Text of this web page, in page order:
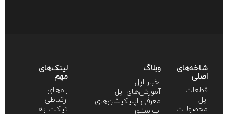
شاخه‌های
اصلی
قطعات
اپل
محصولات
وبلاگ
اخبار اپل
آموزش‌‌های اپل
معرفی اپلیکیشن‌های
اپ‌استور
لینک‌های
مهم
راه‌های
ارتباطی
تیکت به